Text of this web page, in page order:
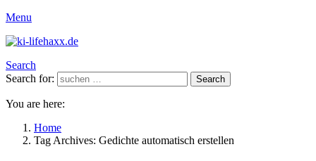
Menu
Search
Search for:
Search
You are here:
Home
Tag Archives: Gedichte automatisch erstellen